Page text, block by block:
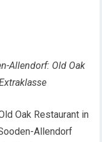
Allendorf: Old Oak
Oak Restaurant in
Allendorf